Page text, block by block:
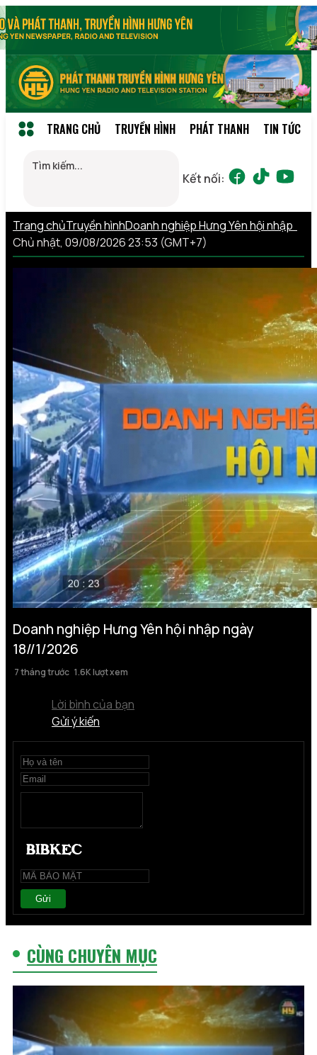
TRANG CHỦ TRUYỀN HÌNH PHÁT THANH TIN TỨC
Kết nối:
Trang chủTruyền hìnhDoanh nghiệp Hưng Yên hội nhập
Chủ nhật, 09/08/2026 23:53 (GMT+7)
Doanh nghiệp Hưng Yên hội nhập ngày
18//1/2026
7 tháng trước 1.6K lượt xem
Lời bình của bạn
Gửi ý kiến
Gửi
CÙNG CHUYÊN MỤC